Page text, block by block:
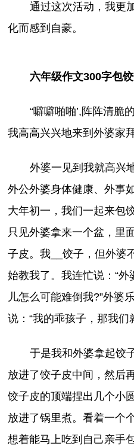
通过这次活动，我更
化而感到自豪。
六年级作文300字包
“噼噼啪啪’,阵阵清脆
我高高兴兴地来到外婆家拜
外婆一见到我就高兴
外公外婆身体健康、外事
大年初一，我们一起来包
只见外婆拿来一个盆，里
子皮。我__饺子，但外婆
始教我了。我连忙说：“
儿怎么可能难倒我?”外婆
说：“我的乖孩子，那我们
于是我和外婆拿起饺
放进了饺子皮中间，然后
饺子皮的顶端捏出几个小
放进了锅里煮。看着一个
想着能马上吃到自己亲手